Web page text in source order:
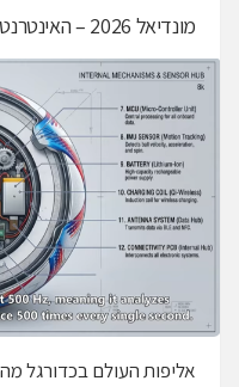
מונדיאל 2026 – האינטרנט של הבעיטות
אליפות העולם בכדורגל